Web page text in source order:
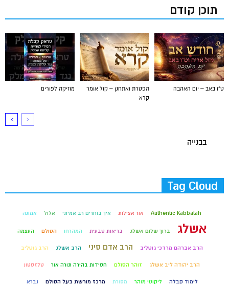
תוכן קודם
מוזיקה לפורים
הפטרת ואתחנן – קול אומר
קרא
ט"ו באב – יום האהבה
בבנייה
Tag Cloud
Authentic Kabbalah אור אצילות איך בוחרים רב אמיתי אלול אמונה
אשלג ברוך שלום אשלג בריאות טבעית המהרחו הסולם העצמה
הרב אברהם מרדכי גוטליב הרב אדם סיני הרב אשלג הרב גוטליב
הרב יהודה ליב אשלג זוהר הסולם חסידות בהירה תורה אור טלזסטון
לימוד קבלה ליקוטי מוהר מסורת מרכז מורשת בעל הסולם נברא